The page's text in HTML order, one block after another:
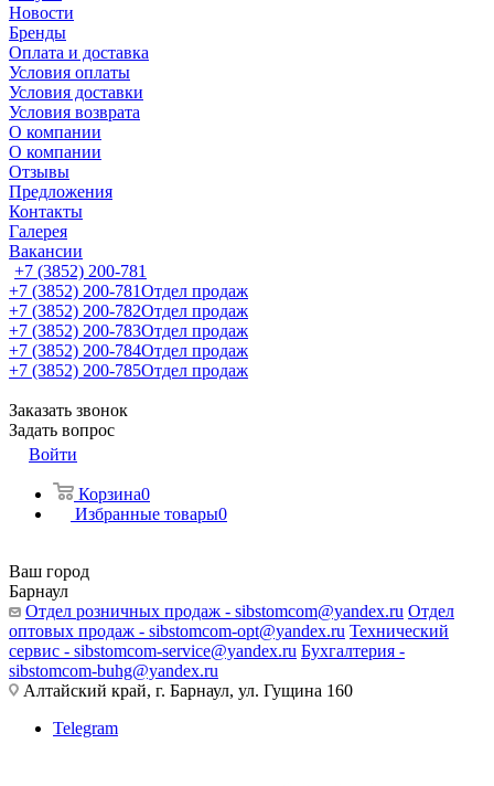
Новости
Бренды
Оплата и доставка
Условия оплаты
Условия доставки
Условия возврата
О компании
О компании
Отзывы
Предложения
Контакты
Галерея
Вакансии
+7 (3852) 200-781
+7 (3852) 200-781Отдел продаж
+7 (3852) 200-782Отдел продаж
+7 (3852) 200-783Отдел продаж
+7 (3852) 200-784Отдел продаж
+7 (3852) 200-785Отдел продаж
Заказать звонок
Задать вопрос
Войти
Корзина0
Избранные товары0
Ваш город
Барнаул
Отдел розничных продаж - sibstomcom@yandex.ru Отдел
оптовых продаж - sibstomcom-opt@yandex.ru Технический
сервис - sibstomcom-service@yandex.ru Бухгалтерия -
sibstomcom-buhg@yandex.ru
Алтайский край, г. Барнаул, ул. Гущина 160
Telegram